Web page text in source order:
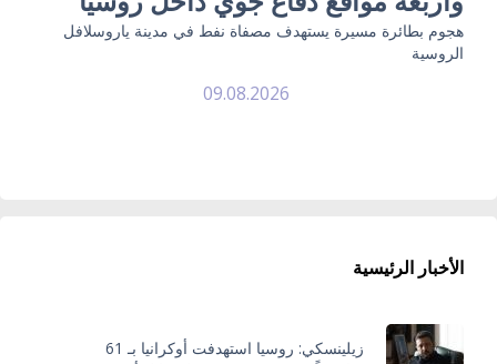
هجوم بطائرة مسيرة يستهدف مصفاة نفط في مدينة ياروسلافل
الروسية
09.08.2026
الأخبار الرئيسية
زيلينسكي: روسيا استهدفت أوكرانيا بـ 61